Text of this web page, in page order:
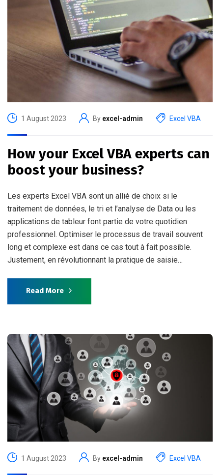
1 August 2023 By excel-admin Excel VBA
How your Excel VBA experts can
boost your business?
Les experts Excel VBA sont un allié de choix si le
traitement de données, le tri et l’analyse de Data ou les
applications de tableur font partie de votre quotidien
professionnel. Optimiser le processus de travail souvent
long et complexe est dans ce cas tout à fait possible.
Justement, en révolutionnant la pratique de saisie…
Read More
1 August 2023 By excel-admin Excel VBA